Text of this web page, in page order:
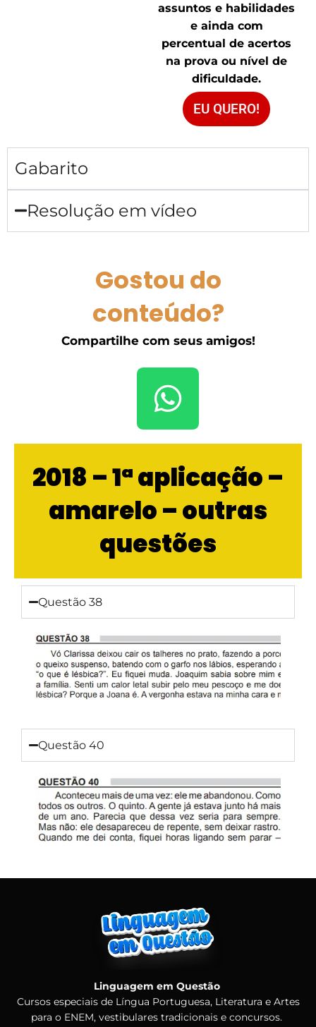
assuntos e habilidades
e ainda com
percentual de acertos
na prova ou nível de
dificuldade.
EU QUERO!
Gabarito
Resolução em vídeo
Gostou do
conteúdo?
Compartilhe com seus amigos!
2018 – 1ª aplicação –
amarelo – outras
questões
Questão 38
Questão 40
Linguagem em Questão
Cursos especiais de Língua Portuguesa, Literatura e Artes
para o ENEM, vestibulares tradicionais e concursos.